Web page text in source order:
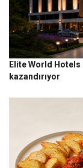
Elite World Hotels
kazandırıyor